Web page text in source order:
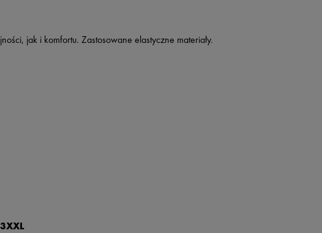
jak i komfortu. Zastosowane elastyczne materiały.
3XXL